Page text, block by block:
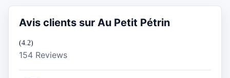
Avis clients sur Au Petit Pétrin
(4.2)
154 Reviews